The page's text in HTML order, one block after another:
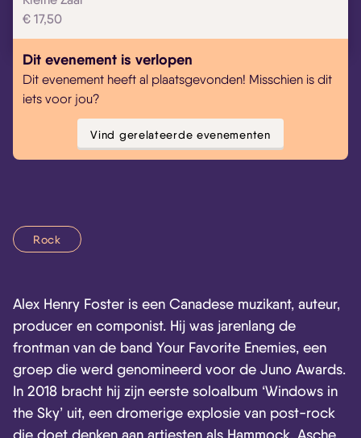
€ 17,50
Dit evenement is verlopen
Dit evenement heeft al plaatsgevonden! Misschien is dit
iets voor jou?
Vind gerelateerde evenementen
Rock
Alex Henry Foster is een Canadese muzikant, auteur,
producer en componist. Hij was jarenlang de
frontman van de band Your Favorite Enemies, een
groep die werd genomineerd voor de Juno Awards.
In 2018 bracht hij zijn eerste soloalbum ‘Windows in
the Sky’ uit, een dromerige explosie van post-rock
die doet denken aan artiesten als Hammock, Asche